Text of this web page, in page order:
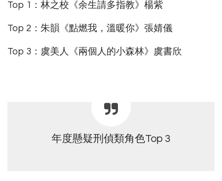
Top 1：林之校《余生請多指教》楊紫
Top 2：朱韻《點燃我，溫暖你》張婧儀
Top 3：虞美人《兩個人的小森林》虞書欣
年度懸疑刑偵類角色Top 3